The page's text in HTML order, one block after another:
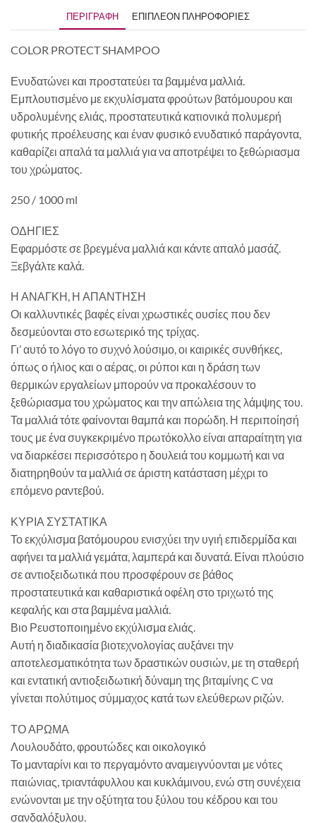
ΠΕΡΙΓΡΑΦΉ ΕΠΙΠΛΈΟΝ ΠΛΗΡΟΦΟΡΊΕΣ
COLOR PROTECT SHAMPOO
Ενυδατώνει και προστατεύει τα βαμμένα μαλλιά.
Εμπλουτισμένο με εκχυλίσματα φρούτων βατόμουρου και
υδρολυμένης ελιάς, προστατευτικά κατιονικά πολυμερή
φυτικής προέλευσης και έναν φυσικό ενυδατικό παράγοντα,
καθαρίζει απαλά τα μαλλιά για να αποτρέψει το ξεθώριασμα
του χρώματος.
250 / 1000 ml
ΟΔΗΓΙΕΣ
Εφαρμόστε σε βρεγμένα μαλλιά και κάντε απαλό μασάζ.
Ξεβγάλτε καλά.
Η ΑΝΑΓΚΗ, Η ΑΠΑΝΤΗΣΗ
Οι καλλυντικές βαφές είναι χρωστικές ουσίες που δεν
δεσμεύονται στο εσωτερικό της τρίχας.
Γι’ αυτό το λόγο το συχνό λούσιμο, οι καιρικές συνθήκες,
όπως ο ήλιος και ο αέρας, οι ρύποι και η δράση των
θερμικών εργαλείων μπορούν να προκαλέσουν το
ξεθώριασμα του χρώματος και την απώλεια της λάμψης του.
Τα μαλλιά τότε φαίνονται θαμπά και πορώδη. Η περιποίησή
τους με ένα συγκεκριμένο πρωτόκολλο είναι απαραίτητη για
να διαρκέσει περισσότερο η δουλειά του κομμωτή και να
διατηρηθούν τα μαλλιά σε άριστη κατάσταση μέχρι το
επόμενο ραντεβού.
ΚΥΡΙΑ ΣΥΣΤΑΤΙΚΑ
Το εκχύλισμα βατόμουρου ενισχύει την υγιή επιδερμίδα και
αφήνει τα μαλλιά γεμάτα, λαμπερά και δυνατά. Είναι πλούσιο
σε αντιοξειδωτικά που προσφέρουν σε βάθος
προστατευτικά και καθαριστικά οφέλη στο τριχωτό της
κεφαλής και στα βαμμένα μαλλιά.
Βιο Ρευστοποιημένο εκχύλισμα ελιάς.
Αυτή η διαδικασία βιοτεχνολογίας αυξάνει την
αποτελεσματικότητα των δραστικών ουσιών, με τη σταθερή
και εντατική αντιοξειδωτική δύναμη της βιταμίνης C να
γίνεται πολύτιμος σύμμαχος κατά των ελεύθερων ριζών.
ΤΟ ΑΡΩΜΑ
Λουλουδάτο, φρουτώδες και οικολογικό
Το μανταρίνι και το περγαμόντο αναμειγνύονται με νότες
παιώνιας, τριαντάφυλλου και κυκλάμινου, ενώ στη συνέχεια
ενώνονται με την οξύτητα του ξύλου του κέδρου και του
σανδαλόξυλου.